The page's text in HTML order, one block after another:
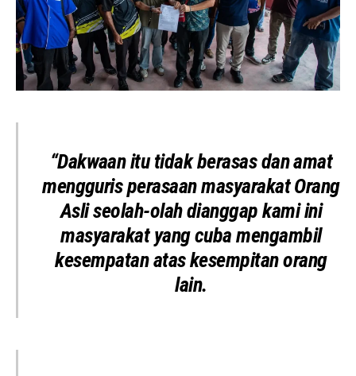
“Dakwaan itu tidak berasas dan amat
mengguris perasaan masyarakat Orang
Asli seolah-olah dianggap kami ini
masyarakat yang cuba mengambil
kesempatan atas kesempitan orang
lain.